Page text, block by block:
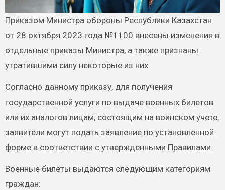
Приказом Министра обороны Республики Казахстан
от 28 октября 2023 года №1100 внесены изменения в
отдельные приказы Министра, а также признаны
утратившими силу некоторые из них.
Согласно данному приказу, для получения
государственной услуги по выдаче военных билетов
или их аналогов лицам, состоящим на воинском учете,
заявители могут подать заявление по установленной
форме в соответствии с утвержденными Правилами.
Военные билеты выдаются следующим категориям
граждан: